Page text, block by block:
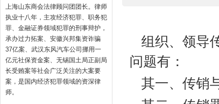
上海山东商会法律顾问团团长。律师
执业十八年，主攻经济犯罪、职务犯
罪、金融证券领域犯罪的刑事辩护，
承办过力拓案、安徽兴邦集资诈骗
37亿案、武汉东风汽车公司挪用一
亿元社保资金案、无锡国土局正副局
长受贿案等社会广泛关注的大案要
案，是国内经济犯罪领域的资深律
师。
组织、领导
问题有：
其一、传销